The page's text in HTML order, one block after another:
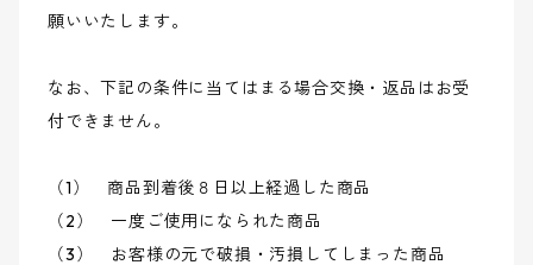
願いいたします。
なお、下記の条件に当てはまる場合交換・返品はお受
付できません。
（1） 商品到着後８日以上経過した商品
（2） 一度ご使用になられた商品
（3） お客様の元で破損・汚損してしまった商品